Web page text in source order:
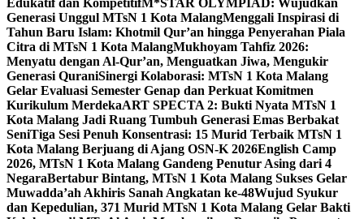
Edukatif dan KompetitifM*STAR OLYMPIAD: Wujudkan
Generasi Unggul MTsN 1 Kota MalangMenggali Inspirasi di
Tahun Baru Islam: Khotmil Qur’an hingga Penyerahan Piala
Citra di MTsN 1 Kota MalangMukhoyam Tahfiz 2026:
Menyatu dengan Al-Qur’an, Menguatkan Jiwa, Mengukir
Generasi QuraniSinergi Kolaborasi: MTsN 1 Kota Malang
Gelar Evaluasi Semester Genap dan Perkuat Komitmen
Kurikulum MerdekaART SPECTA 2: Bukti Nyata MTsN 1
Kota Malang Jadi Ruang Tumbuh Generasi Emas Berbakat
SeniTiga Sesi Penuh Konsentrasi: 15 Murid Terbaik MTsN 1
Kota Malang Berjuang di Ajang OSN-K 2026English Camp
2026, MTsN 1 Kota Malang Gandeng Penutur Asing dari 4
NegaraBertabur Bintang, MTsN 1 Kota Malang Sukses Gelar
Muwadda’ah Akhiris Sanah Angkatan ke-48Wujud Syukur
dan Kepedulian, 371 Murid MTsN 1 Kota Malang Gelar Bakti